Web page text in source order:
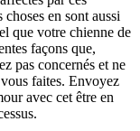
en sont aussi
que votre chienne de
façons que,
pas concernés et ne
faites. Envoyez
avec cet être en